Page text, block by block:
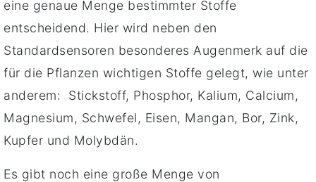
eine genaue Menge bestimmter Stoffe
entscheidend. Hier wird neben den
Standardsensoren besonderes Augenmerk auf die
für die Pflanzen wichtigen Stoffe gelegt, wie unter
anderem: Stickstoff, Phosphor, Kalium, Calcium,
Magnesium, Schwefel, Eisen, Mangan, Bor, Zink,
Kupfer und Molybdän.
Es gibt noch eine große Menge von